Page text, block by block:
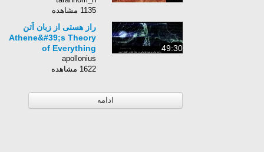
1135 مشاهده
49:30
راز هستی از زبان اَتن
Athene&#39;s Theory
of Everything
apollonius
1622 مشاهده
ادامه